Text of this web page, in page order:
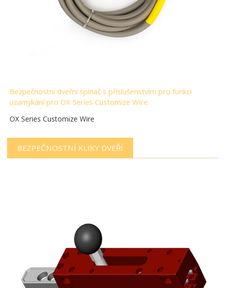
Bezpečnostní dveřní spínač s příslušenstvím pro funkci
uzamykání pro OX Series Customize Wire
OX Series Customize Wire
BEZPEČNOSTNÍ KLIKY DVEŘÍ